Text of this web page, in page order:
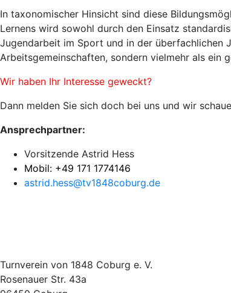
In taxonomischer Hinsicht sind diese
Lernens wird sowohl durch den Einsatz
Jugendarbeit im Sport und in der überfachlichen
Arbeitsgemeinschaften, sondern vielmehr als ein
Wir haben Ihr Interesse geweckt?
Dann melden Sie sich doch bei uns und wir
Ansprechpartner:
Vorsitzende Astrid Hess
Mobil: +49 171 1774146
astrid.hess@tv1848coburg.de
Turnverein von 1848 Coburg e. V.
Rosenauer Str. 43a